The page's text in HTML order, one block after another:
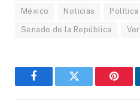
México Noticias Política
Senado de la República
FacebookGorjeo